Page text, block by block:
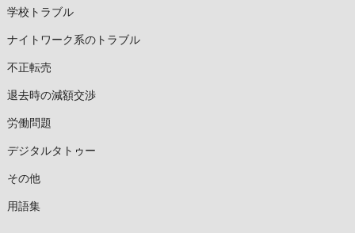
学校トラブル
ナイトワーク系のトラブル
不正転売
退去時の減額交渉
労働問題
デジタルタトゥー
その他
用語集